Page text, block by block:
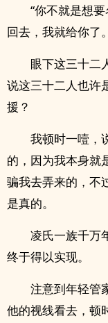
“你不就是想
回去，我就给你了
眼下这三十二
说这三十二人也许
援？
我顿时一噎，
的，因为我本身就
骗我去弄来的，不
是真的。
凌氏一族千万
终于得以实现。
注意到年轻管
他的视线看去，顿